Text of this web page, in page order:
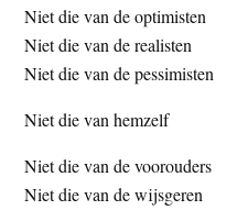
Niet die van de optimisten
Niet die van de realisten
Niet die van de pessimisten
Niet die van hemzelf
Niet die van de voorouders
Niet die van de wijsgeren